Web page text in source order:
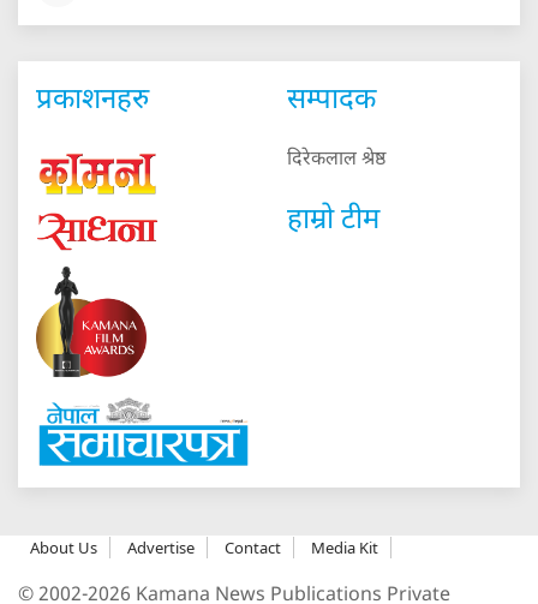
प्रकाशनहरु सम्पादक
दिरेकलाल श्रेष्ठ
हाम्रो टीम
About Us Advertise Contact Media Kit
© 2002-2026 Kamana News Publications Private